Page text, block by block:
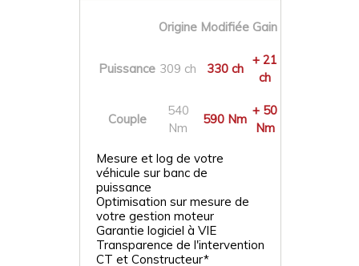
Origine Modifiée Gain
Puissance 309 ch 330 ch
+ 21
ch
Couple
540
Nm
590 Nm
+ 50
Nm
Mesure et log de votre
véhicule sur banc de
puissance
Optimisation sur mesure de
votre gestion moteur
Garantie logiciel à VIE
Transparence de l'intervention
CT et Constructeur*